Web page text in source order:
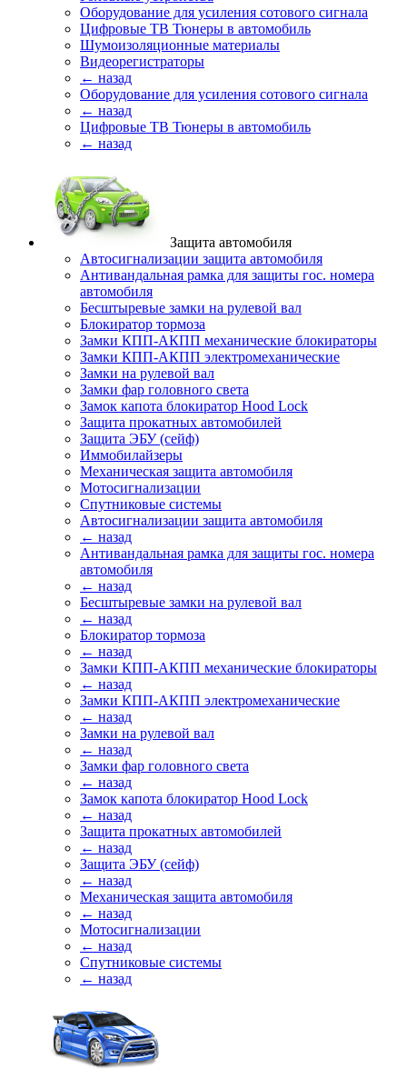
Оборудование для усиления сотового сигнала
Цифровые ТВ Тюнеры в автомобиль
Шумоизоляционные материалы
Видеорегистраторы
← назад
Оборудование для усиления сотового сигнала
← назад
Цифровые ТВ Тюнеры в автомобиль
← назад
Защита автомобиля
Автосигнализации защита автомобиля
Антивандальная рамка для защиты гос. номера
автомобиля
Бесштыревые замки на рулевой вал
Блокиратор тормоза
Замки КПП-АКПП механические блокираторы
Замки КПП-АКПП электромеханические
Замки на рулевой вал
Замки фар головного света
Замок капота блокиратор Hood Lock
Защита прокатных автомобилей
Защита ЭБУ (сейф)
Иммобилайзеры
Механическая защита автомобиля
Мотосигнализации
Спутниковые системы
Автосигнализации защита автомобиля
← назад
Антивандальная рамка для защиты гос. номера
автомобиля
← назад
Бесштыревые замки на рулевой вал
← назад
Блокиратор тормоза
← назад
Замки КПП-АКПП механические блокираторы
← назад
Замки КПП-АКПП электромеханические
← назад
Замки на рулевой вал
← назад
Замки фар головного света
← назад
Замок капота блокиратор Hood Lock
← назад
Защита прокатных автомобилей
← назад
Защита ЭБУ (сейф)
← назад
Механическая защита автомобиля
← назад
Мотосигнализации
← назад
Спутниковые системы
← назад